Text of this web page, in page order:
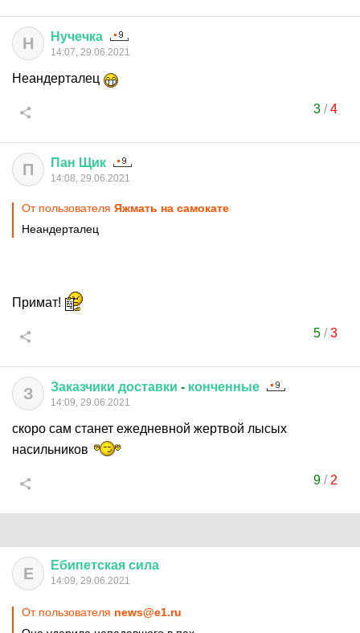
Н Нучечка
14:07, 29.06.2021
Неандерталец
3/4
П Пан Щик
14:08, 29.06.2021
От пользователя Яжмать на самокате
Неандерталец
Примат!
5/3
З Заказчики доставки - конченные
14:09, 29.06.2021
скоро сам станет ежедневной жертвой лысых
насильников
9/ 2
Е Ебипетская сила
14:09, 29.06.2021
От пользователя news@e1.ru